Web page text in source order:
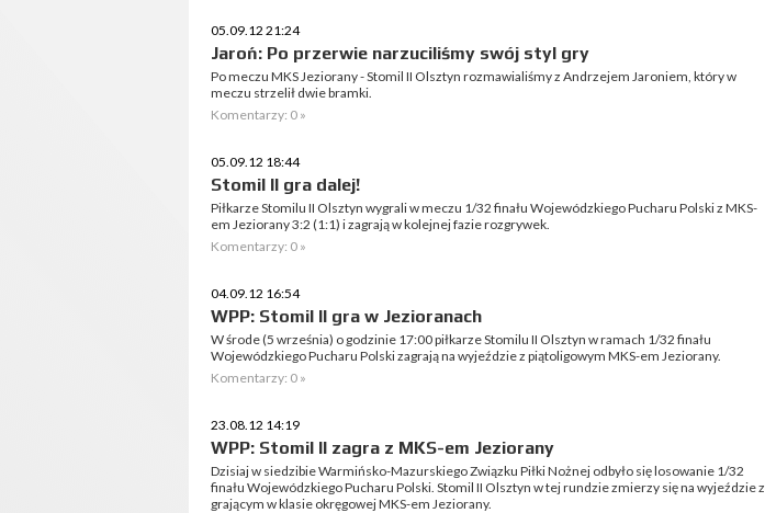
05.09.12 21:24
Jaroń: Po przerwie narzuciliśmy swój styl gry
Po meczu MKS Jeziorany - Stomil II Olsztyn rozmawialiśmy z Andrzejem Jaroniem, który w
meczu strzelił dwie bramki.
Komentarzy: 0 »
05.09.12 18:44
Stomil II gra dalej!
Piłkarze Stomilu II Olsztyn wygrali w meczu 1/32 finału Wojewódzkiego Pucharu Polski z MKS-
em Jeziorany 3:2 (1:1) i zagrają w kolejnej fazie rozgrywek.
Komentarzy: 0 »
04.09.12 16:54
WPP: Stomil II gra w Jezioranach
W środe (5 września) o godzinie 17:00 piłkarze Stomilu II Olsztyn w ramach 1/32 finału
Wojewódzkiego Pucharu Polski zagrają na wyjeździe z piątoligowym MKS-em Jeziorany.
Komentarzy: 0 »
23.08.12 14:19
WPP: Stomil II zagra z MKS-em Jeziorany
Dzisiaj w siedzibie Warmińsko-Mazurskiego Związku Piłki Nożnej odbyło się losowanie 1/32
finału Wojewódzkiego Pucharu Polski. Stomil II Olsztyn w tej rundzie zmierzy się na wyjeździe z
grającym w klasie okręgowej MKS-em Jeziorany.